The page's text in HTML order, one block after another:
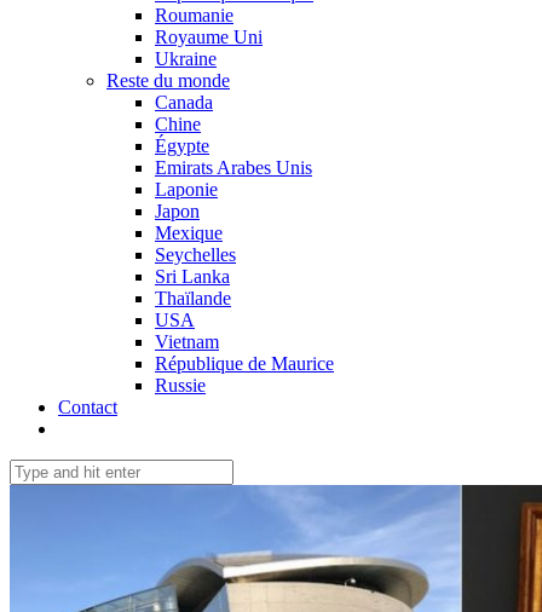
Roumanie
Royaume Uni
Ukraine
Reste du monde
Canada
Chine
Égypte
Emirats Arabes Unis
Laponie
Japon
Mexique
Seychelles
Sri Lanka
Thaïlande
USA
Vietnam
République de Maurice
Russie
Contact